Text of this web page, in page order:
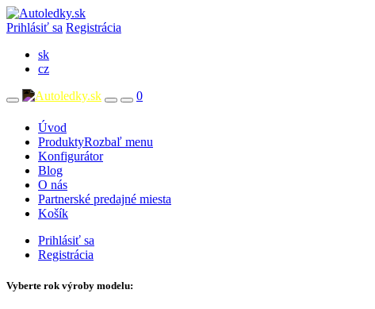
Prihlásiť sa Registrácia
sk
cz
0
Úvod
ProduktyRozbaľ menu
Konfigurátor
Blog
O nás
Partnerské predajné miesta
Košík
Prihlásiť sa
Registrácia
Vyberte rok výroby modelu: